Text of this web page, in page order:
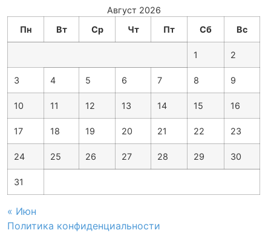
Август 2026
Пн
Вт Ср Чт Пт Сб Вс
1 2
3 4 5 6 7 8 9
10 11 12 13 14 15 16
17 18 19 20 21 22 23
24 25 26 27 28 29 30
31
« Июн
Политика конфиденциальности